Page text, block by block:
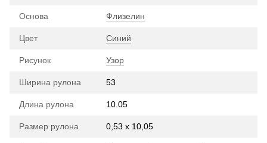
Основа Флизелин
Цвет Синий
Рисунок Узор
Ширина рулона 53
Длина рулона 10.05
Размер рулона 0,53 х 10,05